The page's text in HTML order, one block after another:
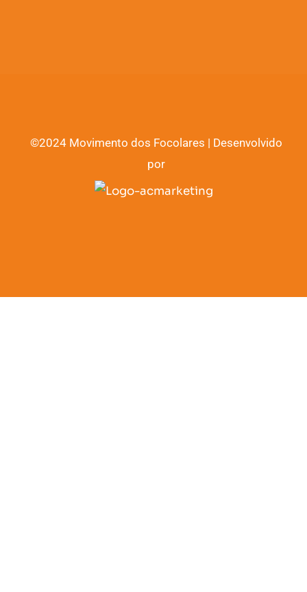
©2024 Movimento dos Focolares | Desenvolvido
por